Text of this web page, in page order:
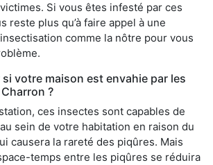
Si vous êtes infesté par ces
reste plus qu’à faire appel à une
comme la nôtre pour vous
votre maison est envahie par les
?
ces insectes sont capables de
sein de votre habitation en raison du
causera la rareté des piqûres. Mais
temps entre les piqûres se réduira